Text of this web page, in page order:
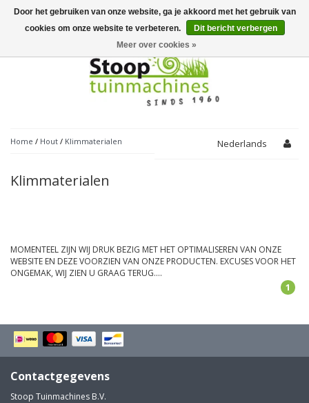
Toggle
navigation
Home / Hout / Klimmaterialen Nederlands
Klimmaterialen
MOMENTEEL ZIJN WIJ DRUK BEZIG MET HET OPTIMALISEREN VAN ONZE
WEBSITE EN DEZE VOORZIEN VAN ONZE PRODUCTEN. EXCUSES VOOR HET
ONGEMAK, WIJ ZIEN U GRAAG TERUG....
1
Contactgegevens
Stoop Tuinmachines B.V.
Door het gebruiken van onze website, ga je akkoord met het gebruik van
cookies om onze website te verbeteren.
Dit bericht verbergen
Meer over cookies »